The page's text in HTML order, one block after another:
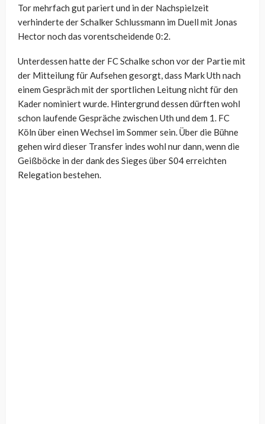
Tor mehrfach gut pariert und in der Nachspielzeit
verhinderte der Schalker Schlussmann im Duell mit Jonas
Hector noch das vorentscheidende 0:2.
Unterdessen hatte der FC Schalke schon vor der Partie mit
der Mitteilung für Aufsehen gesorgt, dass Mark Uth nach
einem Gespräch mit der sportlichen Leitung nicht für den
Kader nominiert wurde. Hintergrund dessen dürften wohl
schon laufende Gespräche zwischen Uth und dem 1. FC
Köln über einen Wechsel im Sommer sein. Über die Bühne
gehen wird dieser Transfer indes wohl nur dann, wenn die
Geißböcke in der dank des Sieges über S04 erreichten
Relegation bestehen.